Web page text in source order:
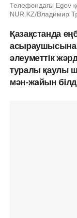
Телефондағы Egov
NUR.KZ/Владимир
Қазақстанда
әлеуметтік
туралы қаулы
мән-жайын